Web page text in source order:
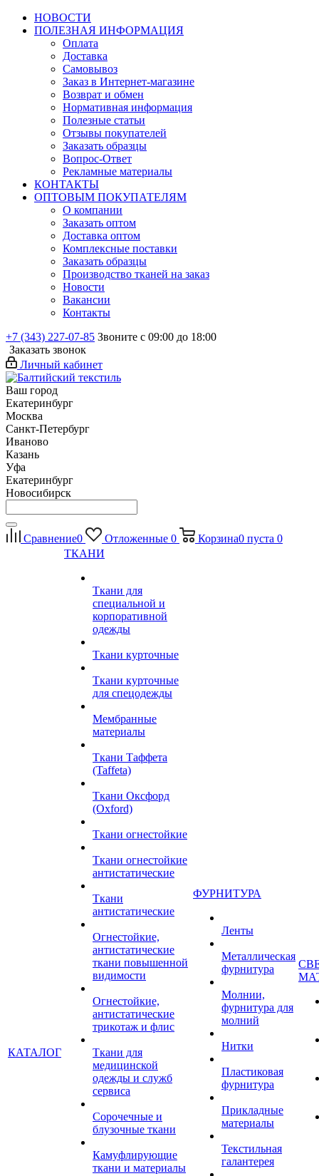
НОВОСТИ
ПОЛЕЗНАЯ ИНФОРМАЦИЯ
Оплата
Доставка
Самовывоз
Заказ в Интернет-магазине
Возврат и обмен
Нормативная информация
Полезные статьи
Отзывы покупателей
Заказать образцы
Вопрос-Ответ
Рекламные материалы
КОНТАКТЫ
ОПТОВЫМ ПОКУПАТЕЛЯМ
О компании
Заказать оптом
Доставка оптом
Комплексные поставки
Заказать образцы
Производство тканей на заказ
Новости
Вакансии
Контакты
+7 (343) 227-07-85 Звоните с 09:00 до 18:00
Заказать звонок
Личный кабинет
Ваш город
Екатеринбург
Москва
Санкт-Петербург
Иваново
Казань
Уфа
Екатеринбург
Новосибирск
Сравнение0 Отложенные 0 Корзина0 пуста 0
КАТАЛОГ
ТКАНИ
Ткани для
специальной и
корпоративной
одежды
Ткани курточные
Ткани курточные
для спецодежды
Мембранные
материалы
Ткани Таффета
(Taffeta)
Ткани Оксфорд
(Oxford)
Ткани огнестойкие
Ткани огнестойкие
антистатические
Ткани
антистатические
Огнестойкие,
антистатические
ткани повышенной
видимости
Огнестойкие,
антистатические
трикотаж и флис
Ткани для
медицинской
одежды и служб
сервиса
Сорочечные и
блузочные ткани
Камуфлирующие
ткани и материалы
ФУРНИТУРА
Ленты
Металлическая
фурнитура
Молнии,
фурнитура для
молний
Нитки
Пластиковая
фурнитура
Прикладные
материалы
Текстильная
галантерея